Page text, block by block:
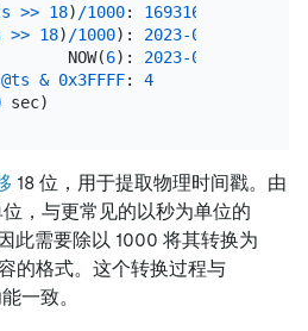
>> 18) /1000: 1693161221.6870
>> 18) /1000): 2023-08
NOW(
6): 2023-08
@ts & 0x3FFFF: 4
18 位，用于提取物理时间戳。由
，与更常见的以秒为单位的
此需要除以 1000 将其转换为
的格式。这个转换过程与
一致。